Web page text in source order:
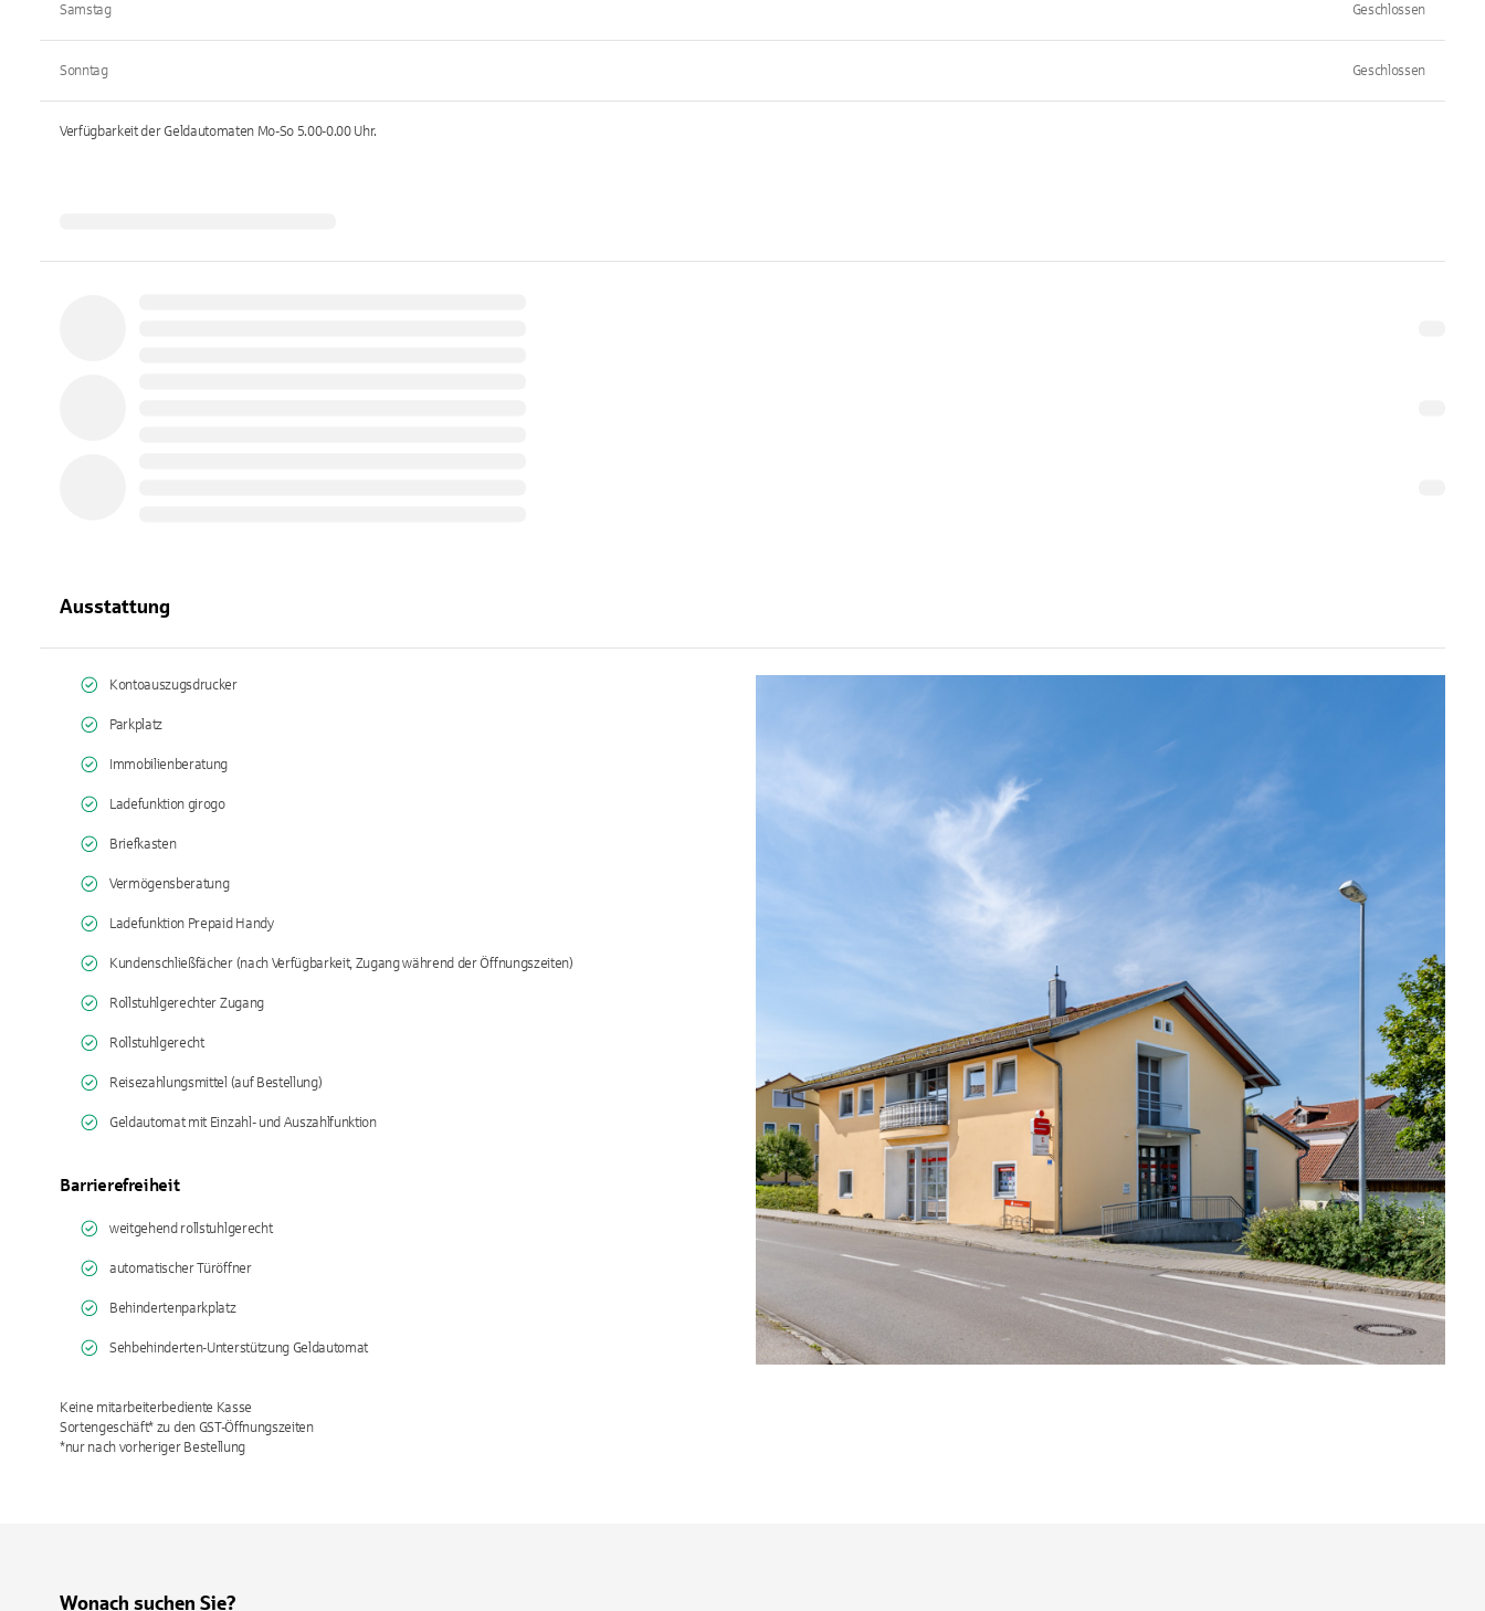
Samstag Geschlossen
Sonntag Geschlossen
Verfügbarkeit der Geldautomaten Mo-So 5.00-0.00Uhr.
Ausstattung
Kontoauszugsdrucker
Parkplatz
Immobilienberatung
Ladefunktion girogo
Briefkasten
Vermögensberatung
Ladefunktion Prepaid Handy
Kundenschließfächer (nach Verfügbarkeit, Zugang während der Öffnungszeiten)
Rollstuhlgerechter Zugang
Rollstuhlgerecht
Reisezahlungsmittel (auf Bestellung)
Geldautomat mit Einzahl- und Auszahlfunktion
Barrierefreiheit
weitgehend rollstuhlgerecht
automatischer Türöffner
Behindertenparkplatz
Sehbehinderten-Unterstützung Geldautomat
Keine mitarbeiterbediente Kasse
Sortengeschäft* zu den GST-Öffnungszeiten
*nur nach vorheriger Bestellung
Wonach suchen Sie?